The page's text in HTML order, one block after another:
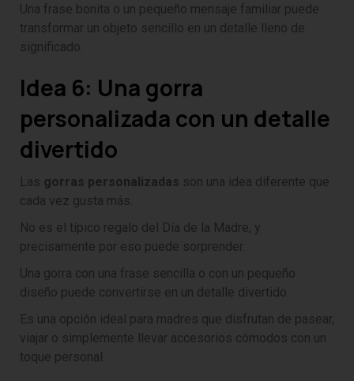
Una frase bonita o un pequeño mensaje familiar puede
transformar un objeto sencillo en un detalle lleno de
significado.
Idea 6: Una gorra
personalizada con un detalle
divertido
Las gorras personalizadas son una idea diferente que
cada vez gusta más.
No es el típico regalo del Día de la Madre, y
precisamente por eso puede sorprender.
Una gorra con una frase sencilla o con un pequeño
diseño puede convertirse en un detalle divertido.
Es una opción ideal para madres que disfrutan de pasear,
viajar o simplemente llevar accesorios cómodos con un
toque personal.